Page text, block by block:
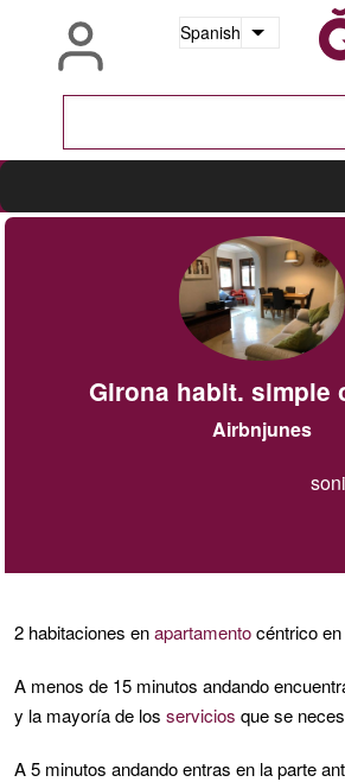
Spanish Lista
Girona habit. simple
Airbnjunes
2 habitaciones enapartamentocéntrico
A menos de 15 minutos andando
y la mayoría de los servicios que se
A 5 minutos andando entras en la parte